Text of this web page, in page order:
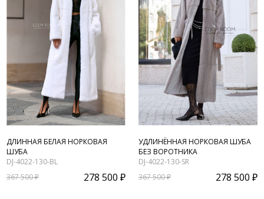
ДЛИННАЯ БЕЛАЯ НОРКОВАЯ
ШУБА
DJ-4022-130-BL
367 500 ₽
278 500 ₽
УДЛИНЁННАЯ НОРКОВАЯ ШУБА
БЕЗ ВОРОТНИКА
DJ-4022-130-SR
367 500 ₽
278 500 ₽